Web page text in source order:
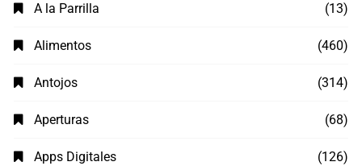
A la Parrilla (13)
Alimentos (460)
Antojos (314)
Aperturas (68)
Apps Digitales (126)